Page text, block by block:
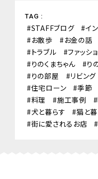
TAG :
STAFFブログ イ
お散歩
お金の話
トラブル
ファッシ
りのくまちゃん
り
りの部屋
リビング
住宅ローン
季節
料理
施工事例
犬と暮らす
猫と
街に愛されるお店